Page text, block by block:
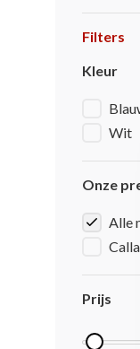
Filters
Kleur
Wit
Onze
Alle
Prijs